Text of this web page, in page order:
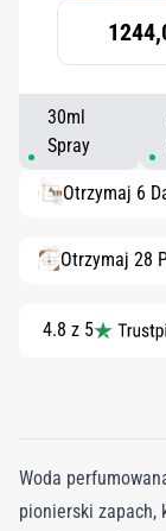
30ml
Spray
Otrzymaj 6
Otrzymaj 28
4.8 z 5
Woda
pionierski zapach,